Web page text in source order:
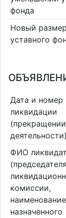
фонда
Новый размер
уставного
Дата и номер
ликвидации
(прекращении
деятельности)
ФИО
(председателя
комиссии,
назначенного